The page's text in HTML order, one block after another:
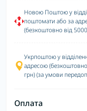
Новою Поштою у
поштомати або за
(безкоштовно від
Укрпоштою у
адресою
грн) (за умови
Оплата